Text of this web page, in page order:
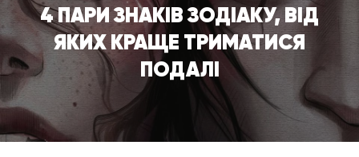
4 ПАРИ ЗНАКІВ ЗОДІАКУ, ВІД
ЯКИХ КРАЩЕ ТРИМАТИСЯ
ПОДАЛІ